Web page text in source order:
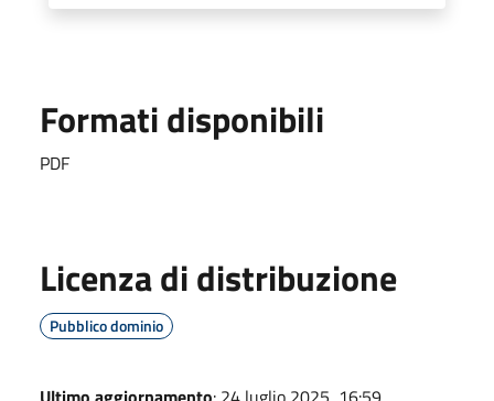
Formati disponibili
PDF
Licenza di distribuzione
Pubblico dominio